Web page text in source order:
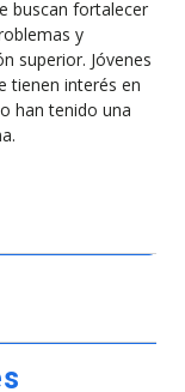
buscan fortalecer
y
superior. Jóvenes
tienen interés en
han tenido una